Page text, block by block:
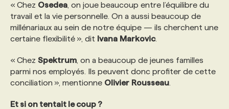
« Chez Osedea , on joue beaucoup entre l’équilibre du
travail et la vie personnelle. On a aussi beaucoup de
millénariaux au sein de notre équipe — ils cherchent une
certaine flexibilité », dit Ivana Markovic.
« Chez Spektrum , on a beaucoup de jeunes familles
parmi nos employés. Ils peuvent donc profiter de cette
conciliation », mentionne Olivier Rousseau
Et si on tentait le coup ?